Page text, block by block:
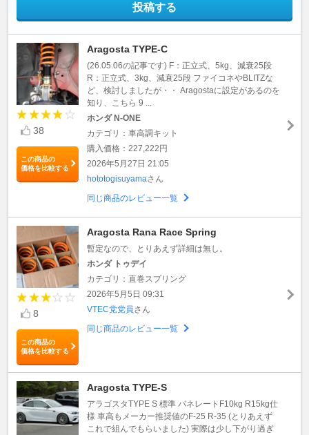
投稿する
38
この商品の
価格を比較する
Aragosta TYPE-C
(26.05.06の記事です) F：正立式、5kg、減衰25段
R：正立式、3kg、減衰25段 ファイコネやBLITZな
ど、検討しましたが・・ Aragostaに設定があるのを
知り、こちら 9 ...
ホンダ N-ONE
カテゴリ：車高調キット
購入価格：227,222円
2026年5月27日 21:05
hototogisuyamaさん
同じ商品のレビュー一覧
8
この商品の
価格を比較する
Aragosta Rana Race Spring
暫定なので、とりあえず詳細は無し。
ホンダ トゥデイ
カテゴリ：直巻スプリング
2026年5月5日 09:31
VTEC党党員さん
同じ商品のレビュー一覧
Aragosta TYPE-S
アラゴスタTYPE S 標準 バネレートF10kg R15kg仕
様 車高もメーカー推奨値のF-25 R-35 (とりあえず
これで組んでもらいました) 実際は少し下がり過ぎ